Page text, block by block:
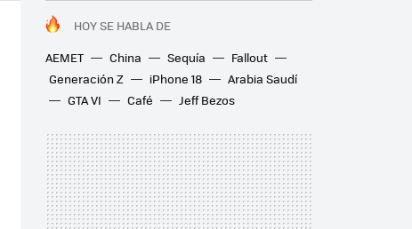
HOY SE HABLA DE
AEMET
China Sequía
Fallout
Generación Z
iPhone 18
Arabia Saudí
GTA VI
Café Jeff Bezos